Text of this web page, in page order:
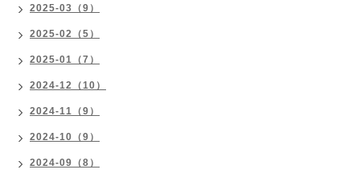
2025-03（9）
2025-02（5）
2025-01（7）
2024-12（10）
2024-11（9）
2024-10（9）
2024-09（8）